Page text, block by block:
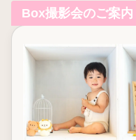
Box撮影会のご案内